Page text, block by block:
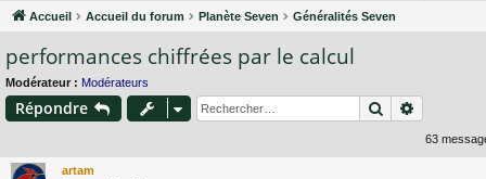
co
ur
ci
Accueil Accueil du forum Planète Seven Généralités Seven
performances chiffrées par le calcul
Modérateur : Modérateurs
Répondre Rechercher
63
artam